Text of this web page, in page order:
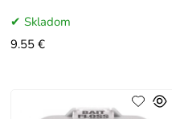
Skladom
9.55 €